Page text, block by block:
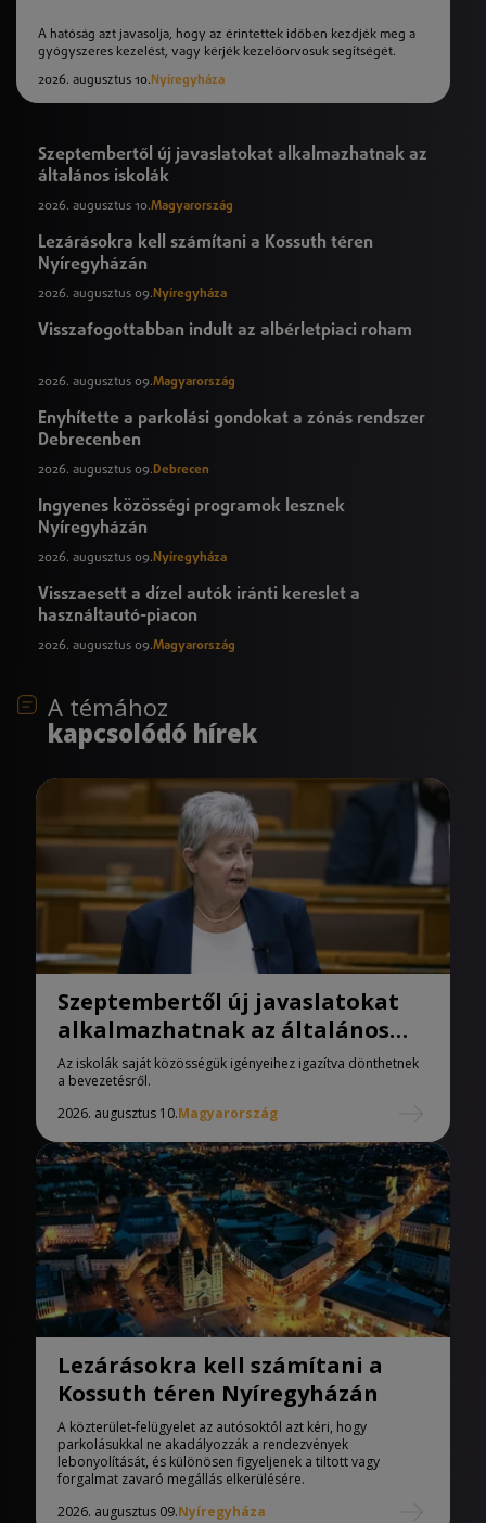
A hatóság azt javasolja, hogy az érintettek időben kezdjék meg a
gyógyszeres kezelést, vagy kérjék kezelőorvosuk segítségét.
2026. augusztus 10.Nyíregyháza
Szeptembertől új javaslatokat alkalmazhatnak az
általános iskolák
2026. augusztus 10.Magyarország
Lezárásokra kell számítani a Kossuth téren
Nyíregyházán
2026. augusztus 09.Nyíregyháza
Visszafogottabban indult az albérletpiaci roham
2026. augusztus 09.Magyarország
Enyhítette a parkolási gondokat a zónás rendszer
Debrecenben
2026. augusztus 09.Debrecen
Ingyenes közösségi programok lesznek
Nyíregyházán
2026. augusztus 09.Nyíregyháza
Visszaesett a dízel autók iránti kereslet a
használtautó-piacon
2026. augusztus 09.Magyarország
A témához
kapcsolódó hírek
Szeptembertől új javaslatokat
alkalmazhatnak az általános
iskolák
Az iskolák saját közösségük igényeihez igazítva dönthetnek
a bevezetésről.
2026. augusztus 10.Magyarország
Lezárásokra kell számítani a
Kossuth téren Nyíregyházán
A közterület-felügyelet az autósoktól azt kéri, hogy
parkolásukkal ne akadályozzák a rendezvények
lebonyolítását, és különösen figyeljenek a tiltott vagy
forgalmat zavaró megállás elkerülésére.
2026. augusztus 09.Nyíregyháza